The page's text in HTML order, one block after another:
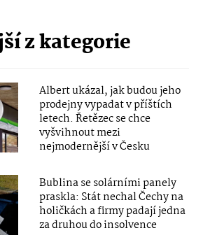
z kategorie
Albert ukázal, jak budou jeho
prodejny vypadat v příštích
letech. Řetězec se chce
vyšvihnout mezi
nejmodernější v Česku
Bublina se solárními panely
praskla: Stát nechal Čechy na
holičkách a firmy padají jedna
za druhou do insolvence